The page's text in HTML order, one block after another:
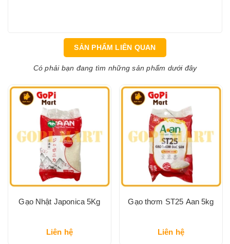
SẢN PHẨM LIÊN QUAN
Có phải bạn đang tìm những sản phẩm dưới đây
Gạo Nhật Japonica 5Kg
Liên hệ
Gạo thơm ST25 Aan 5kg
Liên hệ